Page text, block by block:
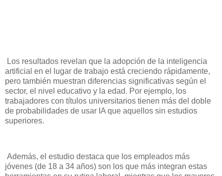
Los resultados revelan que la adopción de la inteligencia
artificial en el lugar de trabajo está creciendo rápidamente,
pero también muestran diferencias significativas según el
sector, el nivel educativo y la edad. Por ejemplo, los
trabajadores con títulos universitarios tienen más del doble
de probabilidades de usar IA que aquellos sin estudios
superiores.
Además, el estudio destaca que los empleados más
jóvenes (de 18 a 34 años) son los que más integran estas